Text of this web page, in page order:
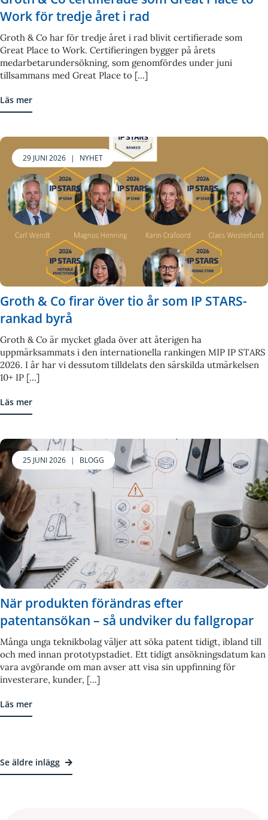
Se äldre inlägg
Work för tredje året i rad
Groth & Co har för tredje året i rad blivit certifierade som
Great Place to Work. Certifieringen bygger på årets
medarbetarundersökning, som genomfördes under juni
tillsammans med Great Place to [...]
Läs mer
29 JUNI 2026 | NYHET
Groth & Co firar över tio år som IP STARS-
rankad byrå
Groth & Co är mycket glada över att återigen ha
uppmärksammats i den internationella rankingen MIP IP STARS
2026. I år har vi dessutom tilldelats den särskilda utmärkelsen
10+ IP [...]
Läs mer
25 JUNI 2026 | BLOGG
När produkten förändras efter
patentansökan – så undviker du fallgropar
Många unga teknikbolag väljer att söka patent tidigt, ibland till
och med innan prototypstadiet. Ett tidigt ansökningsdatum kan
vara avgörande om man avser att visa sin uppfinning för
investerare, kunder, [...]
Läs mer